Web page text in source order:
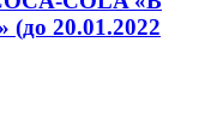
20.01.2022